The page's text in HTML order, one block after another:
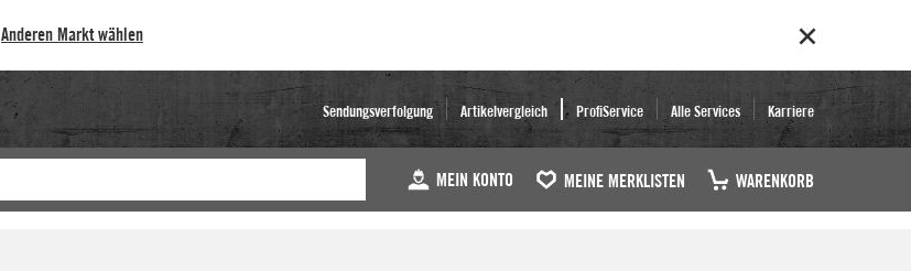
Anderen Markt wählen
Sendungsverfolgung Artikelvergleich ProfiService Alle Services Karriere
MEIN KONTO MEINE MERKLISTEN WARENKORB